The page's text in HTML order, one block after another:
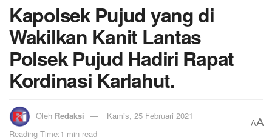
Kapolsek Pujud yang di
Wakilkan Kanit Lantas
Polsek Pujud Hadiri Rapat
Kordinasi Karlahut.
Oleh Redaksi
Kamis, 25 Februari 2021
Reading Time:1 min read
AA